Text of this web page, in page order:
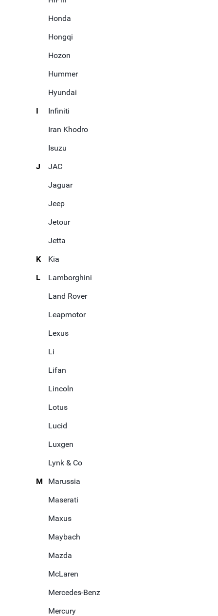
Honda
Hongqi
Hozon
Hummer
Hyundai
I
Infiniti
Iran Khodro
Isuzu
J
JAC
Jaguar
Jeep
Jetour
Jetta
K
Kia
L
Lamborghini
Land Rover
Leapmotor
Lexus
Li
Lifan
Lincoln
Lotus
Lucid
Luxgen
Lynk & Co
M
Marussia
Maserati
Maxus
Maybach
Mazda
McLaren
Mercedes-Benz
Mercury